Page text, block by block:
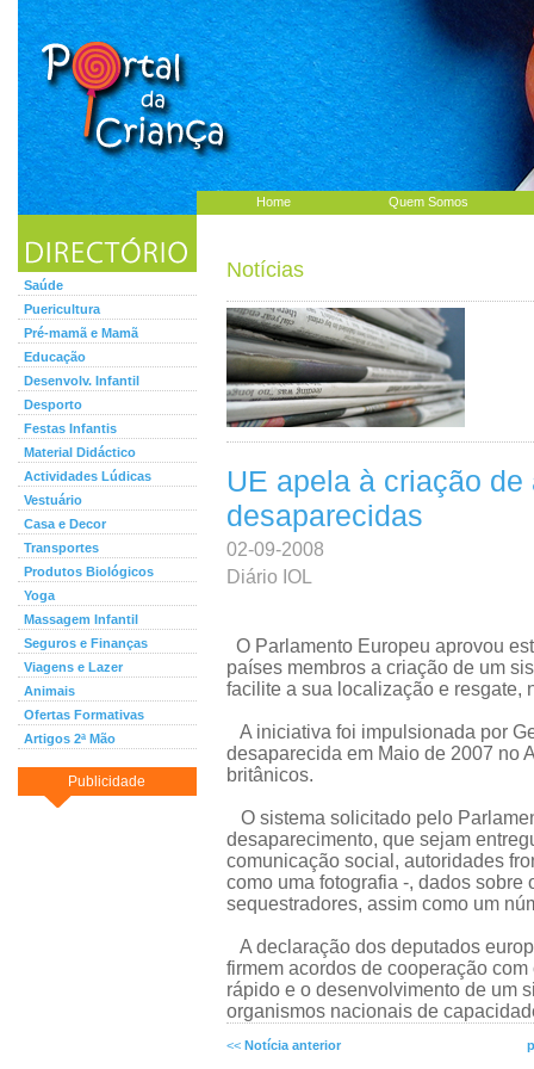
Home Quem Somos
Saúde
Puericultura
Pré-mamã e Mamã
Educação
Desenvolv. Infantil
Desporto
Festas Infantis
Material Didáctico
Actividades Lúdicas
Vestuário
Casa e Decor
Transportes
Produtos Biológicos
Yoga
Massagem Infantil
Seguros e Finanças
Viagens e Lazer
Animais
Ofertas Formativas
Artigos 2ª Mão
Publicidade
Notícias
UE apela à criação
desaparecidas
02-09-2008
Diário IOL
O Parlamento Europeu aprovou
países membros a criação de um
facilite a sua localização e resgate,
A iniciativa foi impulsionada por
desaparecida em Maio de 2007 no
britânicos.
O sistema solicitado pelo
desaparecimento, que sejam
comunicação social, autoridades
como uma fotografia -, dados
sequestradores, assim como um
A declaração dos deputados
firmem acordos de cooperação
rápido e o desenvolvimento de um
organismos nacionais de
<< Notícia anterior